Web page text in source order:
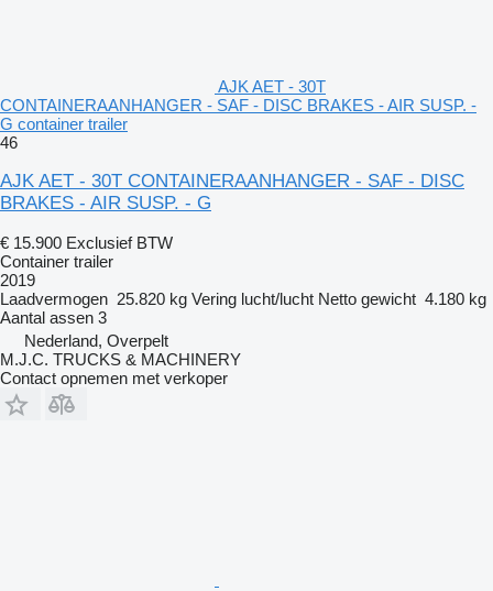
AJK AET - 30T
CONTAINERAANHANGER - SAF - DISC BRAKES - AIR SUSP. -
G container trailer
46
AJK AET - 30T CONTAINERAANHANGER - SAF - DISC
BRAKES - AIR SUSP. - G
€ 15.900 Exclusief BTW
Container trailer
2019
Laadvermogen 25.820 kg Vering lucht/lucht Netto gewicht 4.180 kg
Aantal assen 3
Nederland, Overpelt
M.J.C. TRUCKS & MACHINERY
Contact opnemen met verkoper